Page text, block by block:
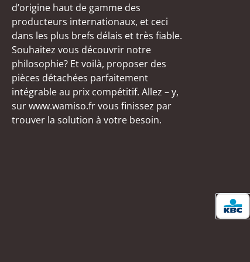
d’origine haut de gamme des
producteurs internationaux, et ceci
dans les plus brefs délais et très fiable.
Souhaitez vous découvrir notre
philosophie? Et voilà, proposer des
pièces détachées parfaitement
intégrable au prix compétitif. Allez – y,
sur www.wamiso.fr vous finissez par
trouver la solution à votre besoin.